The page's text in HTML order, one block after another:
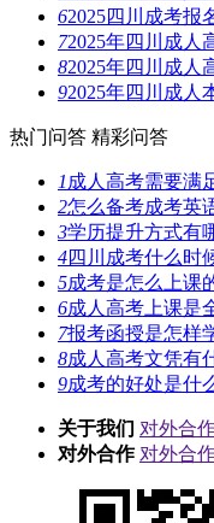
62025四川成考报
72025年四川成人
82025年四川成人
92025年四川成人
热门问答 精彩问答
1 成人高考需要满
2怎么备考成考英
3学历提升方式有
4四川成考什么时
5成考是怎么上课
6成人高考上课是
7报考函授是怎样
8成人高考文凭有
9成考的好处是什
关于我们 对外合
对外合作 对外合